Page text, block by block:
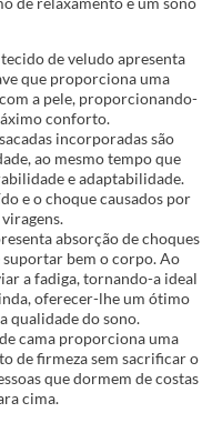
de veludo apresenta
que proporciona uma
a pele, proporcionando-
conforto.
incorporadas são
ao mesmo tempo que
e adaptabilidade.
e o choque causados por
absorção de choques
suportar bem o corpo. Ao
a fadiga, tornando-a ideal
oferecer-lhe um ótimo
qualidade do sono.
cama proporciona uma
de firmeza sem sacrificar o
que dormem de costas
cima.